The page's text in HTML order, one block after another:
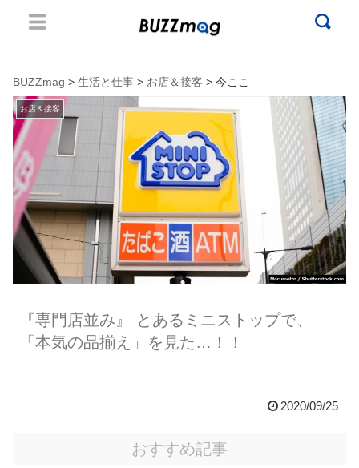
BUZZmag > 生活と仕事 > お店＆接客 > 今ここ
お店＆接客
『専門店並み』 とあるミニストップで、
「本気の品揃え」を見た…！！
2020/09/25
おすすめ記事